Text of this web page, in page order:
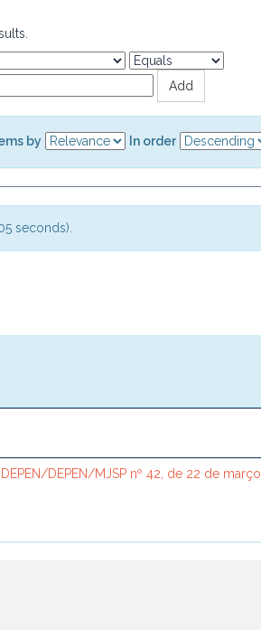
by In order
seconds).
DEPEN/MJSP nº 42, de 22 de março